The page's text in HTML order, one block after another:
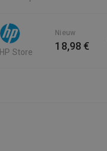
HP Store
Nieuw
18,98 €